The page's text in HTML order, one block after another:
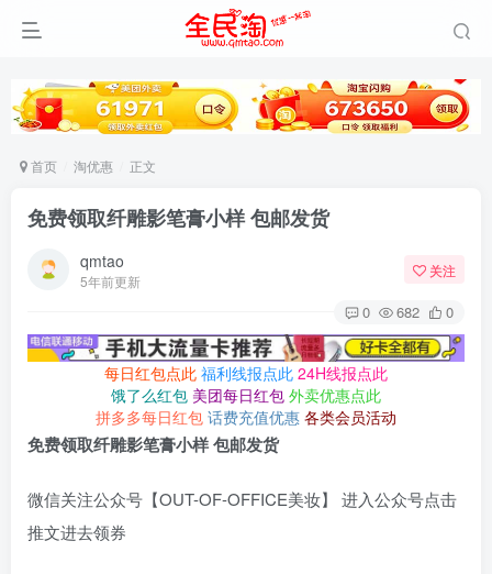
首页 淘优惠 正文
免费领取纤雕影笔膏小样 包邮发货
qmtao
5年前更新
关注
0 682 0
每日红包点此 福利线报点此 24H线报点此
饿了么红包 美团每日红包 外卖优惠点此
拼多多每日红包 话费充值优惠 各类会员活动
免费领取纤雕影笔膏小样 包邮发货
微信关注公众号【OUT-OF-OFFICE美妆】 进入公众号点击
推文进去领券